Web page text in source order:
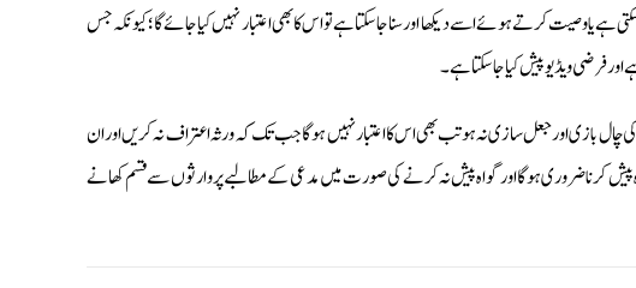
یا وصیت کرتے ہوئے اسے دیکھا اور سنا جا سکتا ہے تو اس کا بھی اعتبار نہیں کیا جائے گا؛ کیونکہ جس
فرضی ویڈیو پیش کیا جا سکتا ہے۔
چال بازی اور جعل سازی نہ ہو تب بھی اس کا اعتبار نہیں ہوگا جب تک کہ ورثہ اعتراف نہ کریں اور ان
کرنا ضروری ہوگا اور گواہ پیش نہ کرنے کی صورت میں مدعی کے مطالبے پر وارثوں سے قسم کھانے